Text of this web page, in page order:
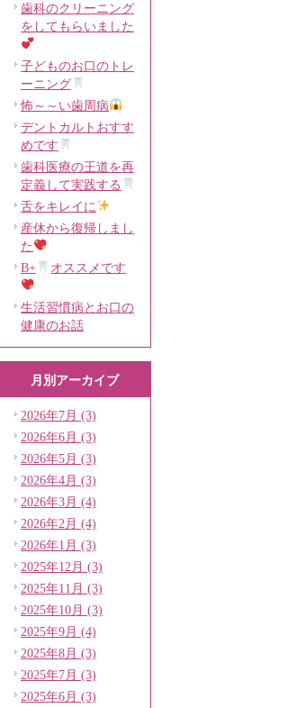
歯科のクリーニング
をしてもらいました
子どものお口のトレ
ーニング
怖～～い歯周病
デントカルトおすす
めです
歯科医療の王道を再
定義して実践する
舌をキレイに
産休から復帰しまし
た
B+
オススメです
生活習慣病とお口の
健康のお話
月別アーカイブ
2026年7月 (3)
2026年6月 (3)
2026年5月 (3)
2026年4月 (3)
2026年3月 (4)
2026年2月 (4)
2026年1月 (3)
2025年12月 (3)
2025年11月 (3)
2025年10月 (3)
2025年9月 (4)
2025年8月 (3)
2025年7月 (3)
2025年6月 (3)